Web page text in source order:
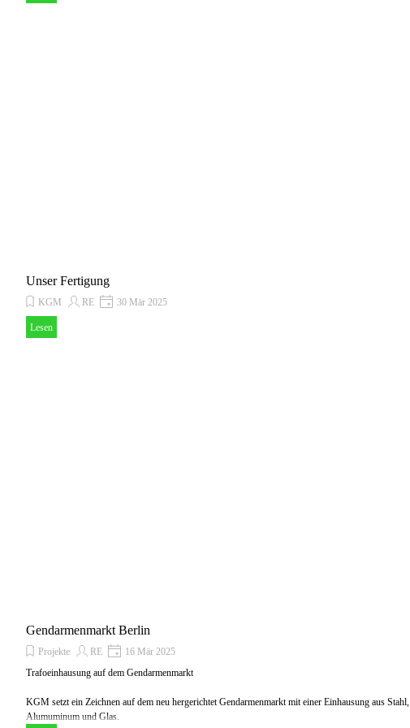
Unser Fertigung
KGM RE 30 Mär 2025
Lesen
Gendarmenmarkt Berlin
Projekte RE
16 Mär 2025
Trafoeinhausung auf dem Gendarmenmarkt
KGM setzt ein Zeichnen auf dem neu hergerichtet Gendarmenmarkt mit einer Einhausung aus Stahl,
Alumuminum und Glas.